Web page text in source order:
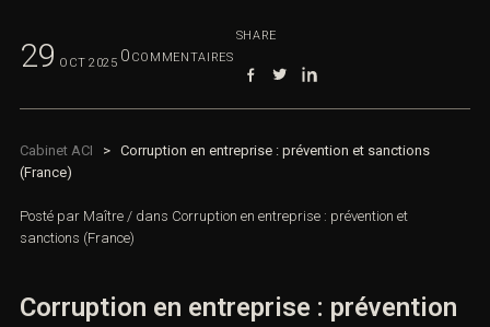
29 OCT 2025 0 COMMENTAIRES
SHARE
Cabinet ACI > Corruption en entreprise : prévention et sanctions
(France)
Posté par Maître / dans Corruption en entreprise : prévention et
sanctions (France)
Corruption en entreprise :